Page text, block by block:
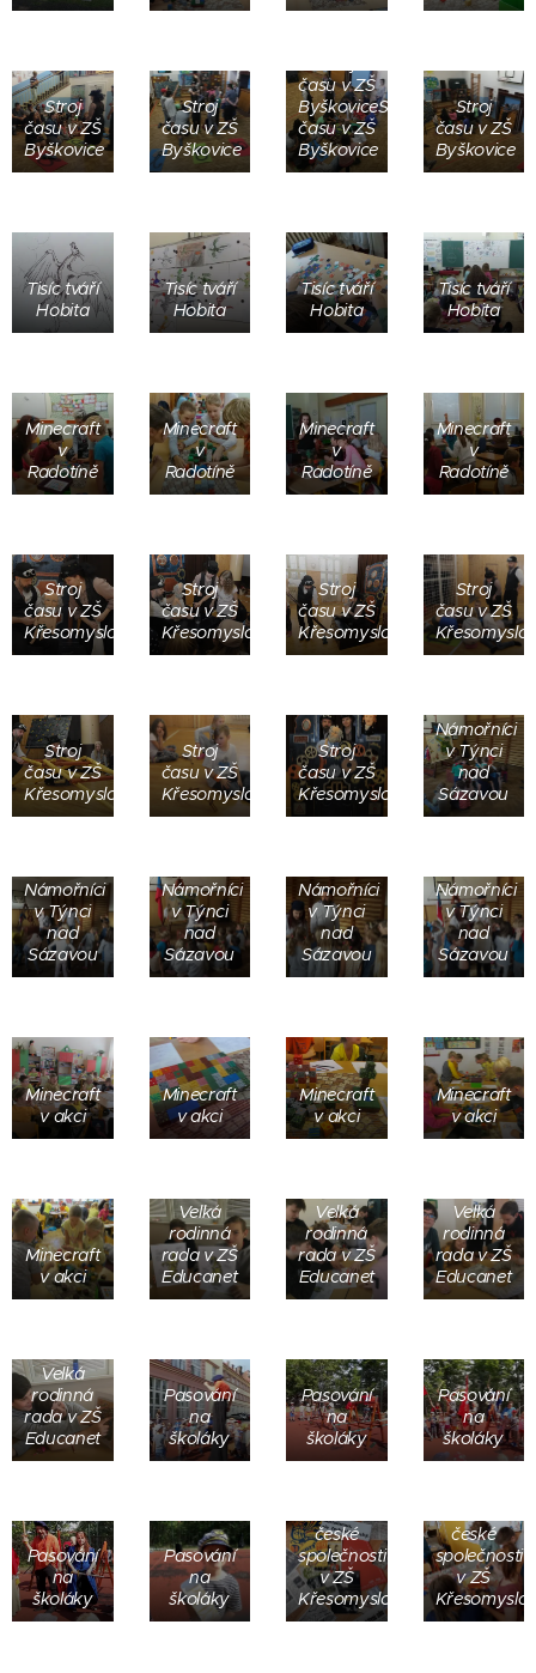
Stroj
času v ZŠ
Byškovice
Stroj
času v ZŠ
Byškovice
času v ZŠ
ByškoviceStroj
času v ZŠ
Byškovice
Stroj
času v ZŠ
Byškovice
Tisíc tváří
Hobita
Tisíc tváří
Hobita
Tisíc tváří
Hobita
Tisíc tváří
Hobita
Minecraft
v
Radotíně
Minecraft
v
Radotíně
Minecraft
v
Radotíně
Minecraft
v
Radotíně
Stroj
času v ZŠ
Křesomyslova
Stroj
času v ZŠ
Křesomyslova
Stroj
času v ZŠ
Křesomyslova
Stroj
času v ZŠ
Stroj
času v ZŠ
Křesomyslova
Stroj
času v ZŠ
Křesomyslova
Stroj
času v ZŠ
Křesomyslova
Námořníci
v Týnci
nad
Sázavou
Námořníci
v Týnci
nad
Sázavou
Námořníci
v Týnci
nad
Sázavou
Námořníci
v Týnci
nad
Sázavou
Námořníci
v Týnci
nad
Sázavou
Minecraft
v akci
Minecraft
v akci
Minecraft
v akci
Minecraft
v akci
Minecraft
v akci
Velká
rodinná
rada v ZŠ
Educanet
Velká
rodinná
rada v ZŠ
Educanet
Velká
rodinná
rada v ZŠ
Educanet
Velká
rodinná
rada v ZŠ
Educanet
Pasování
na
školáky
Pasování
na
školáky
Pasování
na
školáky
Pasování
na
školáky
Pasování
na
školáky
české
společnosti
v ZŠ
Křesomyslova
české
společnosti
v ZŠ